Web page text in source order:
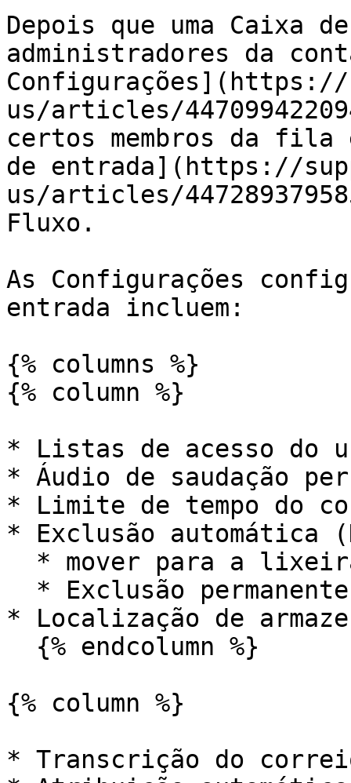
Depois que uma Caixa
administradores da
Configurações](https://
us/articles/
certos membros da fila
de entrada](https://
us/articles/
Fluxo.
As Configurações
entrada incluem:
{% columns %}
{% column %}
* Listas de acesso do
* Áudio de saudação
* Limite de tempo do
* Exclusão automática
* Localização de
{% column %}
* Transcrição do